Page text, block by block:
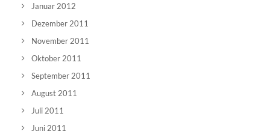
Januar 2012
Dezember 2011
November 2011
Oktober 2011
September 2011
August 2011
Juli 2011
Juni 2011